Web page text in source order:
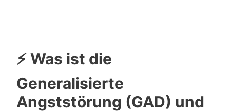
⚡ Was ist die
Generalisierte
Angststörung (GAD) und